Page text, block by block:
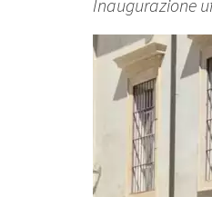
Inaugurazione